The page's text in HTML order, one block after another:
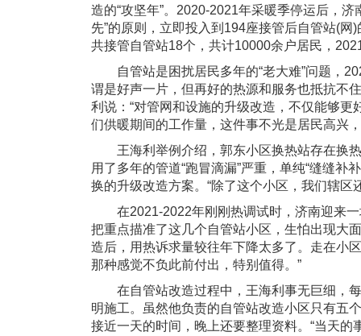
造的“攻坚年”。2020-2021年采暖季停运后，
先”的原则，立即投入到194座接管后自管站(
共接管自管站18个，共计10000余户居民，
自管站是困扰居民多年的“老大难”问题，
谓是好声一片，但再好的热源和服务也抵抗不
利说：“对管网和设施的升级改造，不仅能够
们供暖期间的工作量，这件事不光是居民高兴
王海利举例介绍，郭东小区换热站存在换热
用了多年的管道“跑冒滴漏”严重，单纯“缝缝补
换的升级改造方案。“除了这个小区，我们辖
在2021-2022年刚刚热调试时，济南迎来一
把重点描准了这几个自管站小区，生怕出现大
造后，用热诉求量较往年下降太多了。走在小
那种感觉不负此前付出，特别值得。”
在自管站改造过程中，王海利事无巨细，每
明施工。虽然他负责的自管站改造小区只有五
接近一天的时间，晚上还要整理资料。“当天